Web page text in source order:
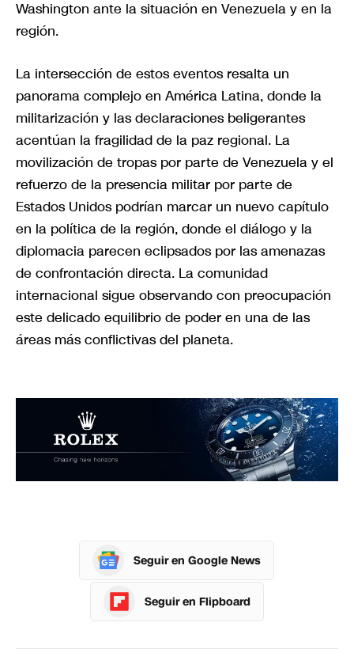
Washington ante la situación en Venezuela y en la
región.
La intersección de estos eventos resalta un
panorama complejo en América Latina, donde la
militarización y las declaraciones beligerantes
acentúan la fragilidad de la paz regional. La
movilización de tropas por parte de Venezuela y el
refuerzo de la presencia militar por parte de
Estados Unidos podrían marcar un nuevo capítulo
en la política de la región, donde el diálogo y la
diplomacia parecen eclipsados por las amenazas
de confrontación directa. La comunidad
internacional sigue observando con preocupación
este delicado equilibrio de poder en una de las
áreas más conflictivas del planeta.
Seguir en Google News
Seguir en Flipboard